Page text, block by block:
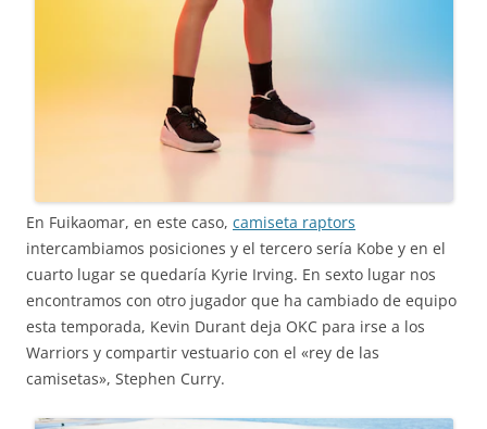
En Fuikaomar, en este caso, camiseta raptors
intercambiamos posiciones y el tercero sería Kobe y en el
cuarto lugar se quedaría Kyrie Irving. En sexto lugar nos
encontramos con otro jugador que ha cambiado de equipo
esta temporada, Kevin Durant deja OKC para irse a los
Warriors y compartir vestuario con el «rey de las
camisetas», Stephen Curry.